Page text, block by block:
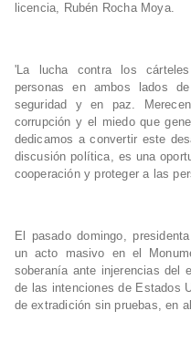
licencia, Rubén Rocha Moya.
'La lucha contra los
personas en ambos lados
seguridad y en paz.
corrupción y el miedo que
dedicamos a convertir este
discusión política, es una
cooperación y proteger a las
El pasado domingo,
un acto masivo en el
soberanía ante injerencias del
de las intenciones de Estados
de extradición sin pruebas, en